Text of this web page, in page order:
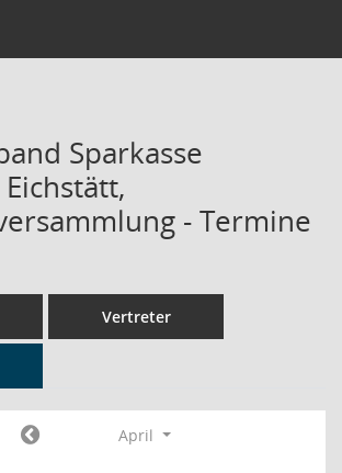
Sparkasse
- Termine
Vertreter
April